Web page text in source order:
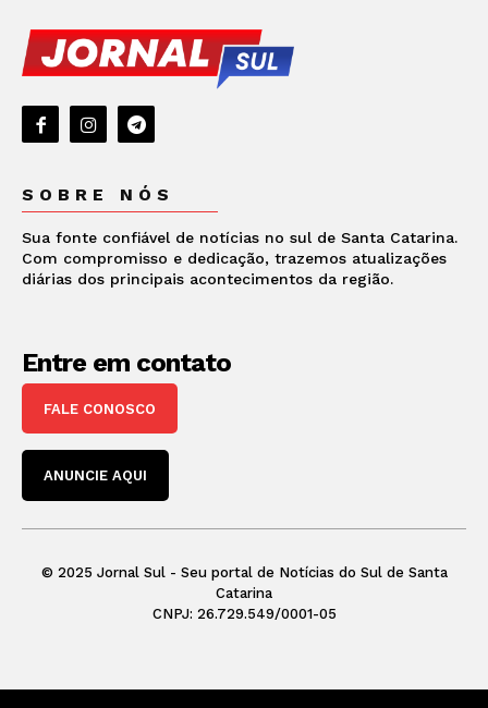
SOBRE NÓS
Sua fonte confiável de notícias no sul de Santa Catarina.
Com compromisso e dedicação, trazemos atualizações
diárias dos principais acontecimentos da região.
Entre em contato
FALE CONOSCO
ANUNCIE AQUI
© 2025 Jornal Sul - Seu portal de Notícias do Sul de Santa
Catarina
CNPJ: 26.729.549/0001-05